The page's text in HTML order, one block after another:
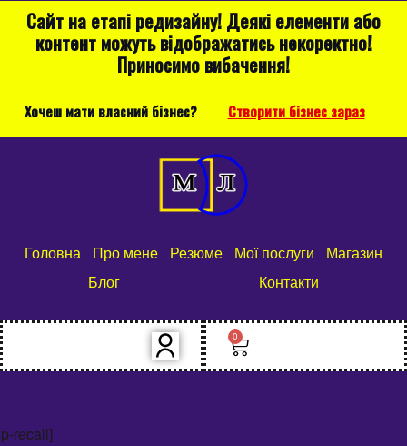
Сайт на етапі редизайну! Деякі елементи або
контент можуть відображатись некоректно!
Приносимо вибачення!
Хочеш мати власний бізнес? Створити бізнес зараз
Головна Про мене Резюме Мої послуги
Магазин
Блог
Контакти
0
recall]